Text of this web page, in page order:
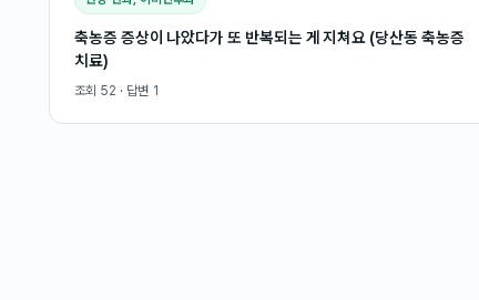
축농증 증상이 나았다가 또 반복되는 게 지쳐요 (당산동 축농증
치료)
조회 52 · 답변 1